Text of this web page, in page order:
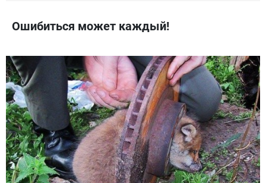
Ошибиться может каждый!